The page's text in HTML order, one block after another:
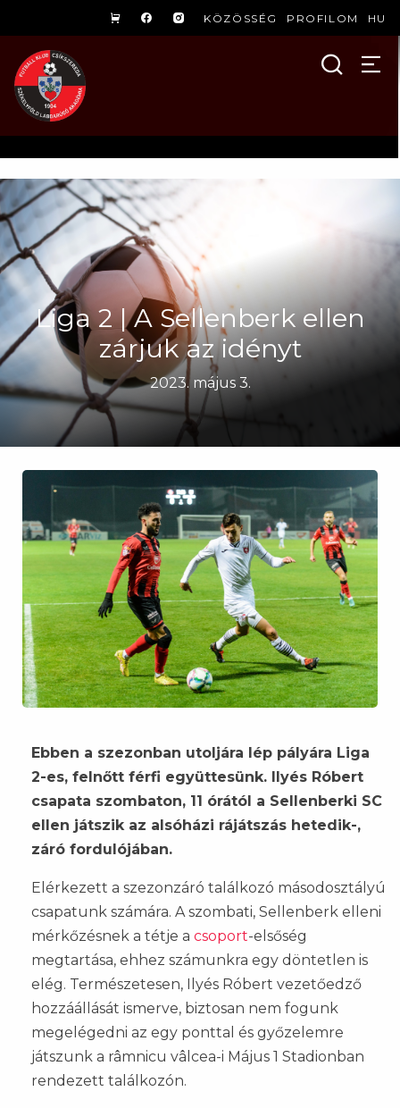
KÖZÖSSÉG PROFILOM HU
Liga 2 | A Sellenberk ellen
zárjuk az idényt
2023. május 3.
Ebben a szezonban utoljára lép pályára Liga
2-es, felnőtt férfi együttesünk. Ilyés Róbert
csapata szombaton, 11 órától a Sellenberki SC
ellen játszik az alsóházi rájátszás hetedik-,
záró fordulójában.
Elérkezett a szezonzáró találkozó másodosztályú
csapatunk számára. A szombati, Sellenberk elleni
mérkőzésnek a tétje a csoport-elsőség
megtartása, ehhez számunkra egy döntetlen is
elég. Természetesen, Ilyés Róbert vezetőedző
hozzáállását ismerve, biztosan nem fogunk
megelégedni az egy ponttal és győzelemre
játszunk a râmnicu vâlcea-i Május 1 Stadionban
rendezett találkozón.